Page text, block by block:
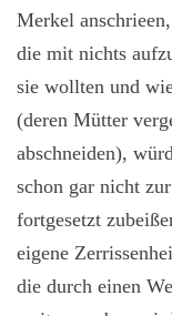
Merkel
die mit nichts
sie wollten und
(deren Mütter
abschneiden),
schon gar nicht
fortgesetzt
eigene
die durch einen